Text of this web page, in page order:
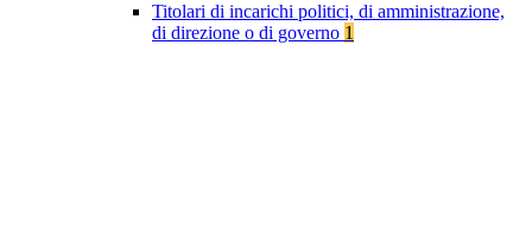
Titolari di incarichi politici, di amministrazione,
di direzione o di governo 1